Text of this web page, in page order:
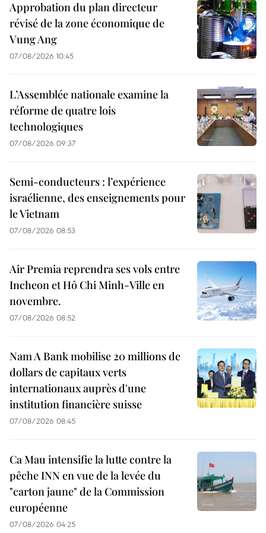
Approbation du plan directeur
révisé de la zone économique de
Vung Ang
07/08/2026 10:45
L’Assemblée nationale examine la
réforme de quatre lois
technologiques
07/08/2026 09:37
Semi-conducteurs : l’expérience
israélienne, des enseignements pour
le Vietnam
07/08/2026 08:53
Air Premia reprendra ses vols entre
Incheon et Hô Chi Minh-Ville en
novembre.
07/08/2026 08:52
Nam A Bank mobilise 20 millions de
dollars de capitaux verts
internationaux auprès d'une
institution financière suisse
07/08/2026 08:45
Ca Mau intensifie la lutte contre la
pêche INN en vue de la levée du
"carton jaune" de la Commission
européenne
07/08/2026 04:25